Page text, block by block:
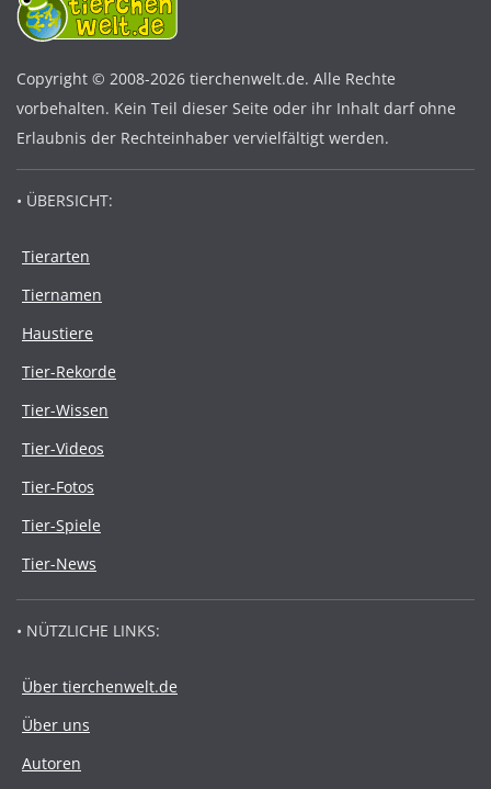
Copyright © 2008-2026 tierchenwelt.de. Alle Rechte
vorbehalten. Kein Teil dieser Seite oder ihr Inhalt darf ohne
Erlaubnis der Rechteinhaber vervielfältigt werden.
• ÜBERSICHT:
Tierarten
Tiernamen
Haustiere
Tier-Rekorde
Tier-Wissen
Tier-Videos
Tier-Fotos
Tier-Spiele
Tier-News
• NÜTZLICHE LINKS:
Über tierchenwelt.de
Über uns
Autoren